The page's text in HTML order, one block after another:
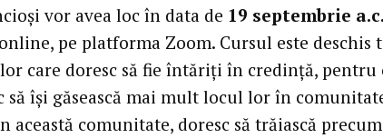
vor avea loc în data de 19 septembrie a.c.
online, pe platforma Zoom. Cursul este
care doresc să fie întăriți în credință, pentru
să își găsească mai mult locul lor în
această comunitate, doresc să trăiască